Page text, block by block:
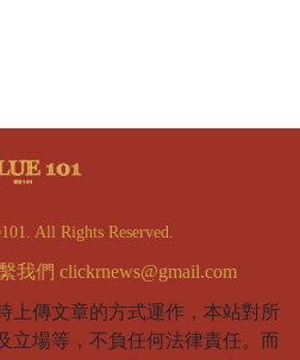
All Rights Reserved.
我們 clickrnews@gmail.com
上傳文章的方式運作，本站對所
立場等，不負任何法律責任。而